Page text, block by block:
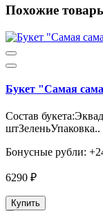
Похожие
Букет "Самая
Состав
штЗеленьУпаковка..
Бонусные рубли:
6290 ₽
Купить